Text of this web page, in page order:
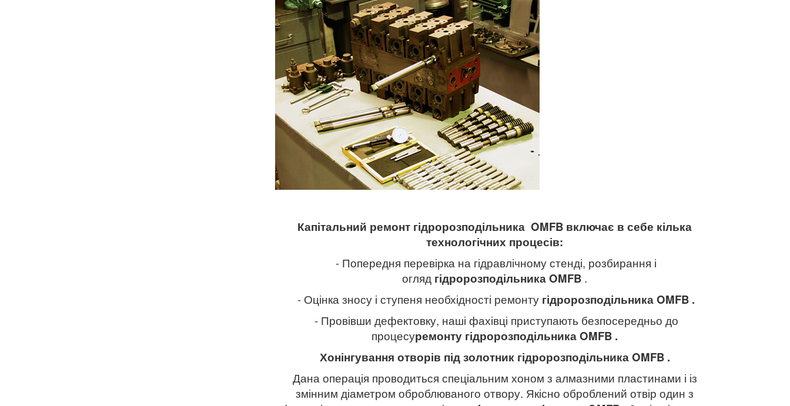
Капітальний ремонт гідророзподільника OMFB включає в себе кілька
технологічних процесів:
- Попередня перевірка на гідравлічному стенді, розбирання і
огляд гідророзподільникаOMFB .
- Оцінка зносу і ступеня необхідності ремонту гідророзподільникаOMFB .
- Провівши дефектовку, наші фахівці приступають безпосередньо до
процесуремонту гідророзподільникаOMFB .
Хонінгування отворів під золотник гідророзподільникаOMFB .
Дана операція проводиться спеціальним хоном з алмазними пластинами і із
змінним діаметром оброблюваного отвору. Якісно оброблений отвір один з